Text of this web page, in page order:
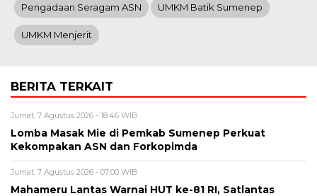
Pengadaan Seragam ASN UMKM Batik Sumenep
UMKM Menjerit
BERITA TERKAIT
Jumat, 7 Agustus 2026 - 18:46 WIB
Lomba Masak Mie di Pemkab Sumenep Perkuat
Kekompakan ASN dan Forkopimda
Jumat, 7 Agustus 2026 - 07:00 WIB
Mahameru Lantas Warnai HUT ke-81 RI, Satlantas